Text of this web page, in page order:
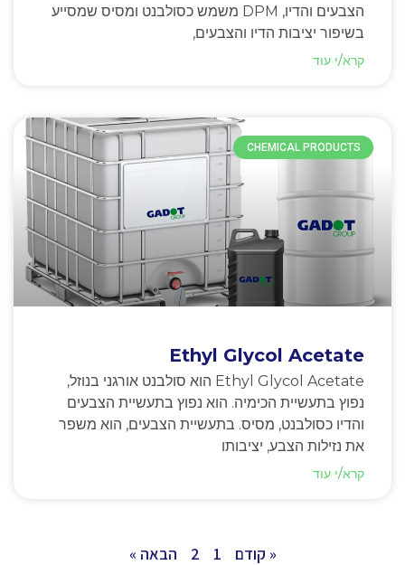
הצבעים והדיו, DPM משמש כסולבנט ומסיס שמסייע
בשיפור יציבות הדיו והצבעים,
קרא/י עוד
CHEMICAL PRODUCTS
Ethyl Glycol Acetate
Ethyl Glycol Acetate הוא סולבנט אורגני בנוזל,
נפוץ בתעשיית הכימיה. הוא נפוץ בתעשיית הצבעים
והדיו כסולבנט, מסיס. בתעשיית הצבעים, הוא משפר
את נזילות הצבע, יציבותו
קרא/י עוד
« קודם 1
2 הבאה »